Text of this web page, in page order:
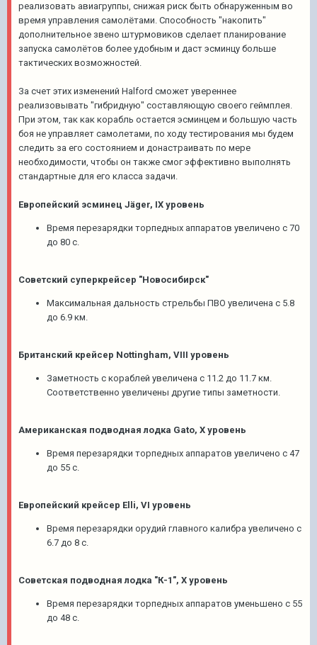
реализовать авиагруппы, снижая риск быть обнаруженным во
время управления самолётами. Способность "накопить"
дополнительное звено штурмовиков сделает планирование
запуска самолётов более удобным и даст эсминцу больше
тактических возможностей.
За счет этих изменений Halford сможет увереннее
реализовывать "гибридную" составляющую своего геймплея.
При этом, так как корабль остается эсминцем и большую часть
боя не управляет самолетами, по ходу тестирования мы будем
следить за его состоянием и донастраивать по мере
необходимости, чтобы он также смог эффективно выполнять
стандартные для его класса задачи.
Европейский эсминец Jäger, IX уровень
Время перезарядки торпедных аппаратов увеличено с 70
до 80 с.
Советский суперкрейсер "Новосибирск"
Максимальная дальность стрельбы ПВО увеличена с 5.8
до 6.9 км.
Британский крейсер Nottingham, VIII уровень
Заметность с кораблей увеличена с 11.2 до 11.7 км.
Соответственно увеличены другие типы заметности.
Американская подводная лодка Gato, X уровень
Время перезарядки торпедных аппаратов увеличено с 47
до 55 с.
Европейский крейсер Elli, VI уровень
Время перезарядки орудий главного калибра увеличено с
6.7 до 8 с.
Советская подводная лодка "К-1", X уровень
Время перезарядки торпедных аппаратов уменьшено с 55
до 48 с.